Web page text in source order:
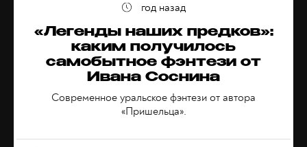
«Легенды наших предков»:
каким получилось
самобытное фэнтези от
Ивана Соснина
Современное уральское фэнтези от автора
«Пришельца».
год назад